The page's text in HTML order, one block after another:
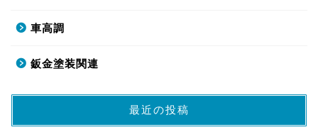
車高調
鈑金塗装関連
最近の投稿